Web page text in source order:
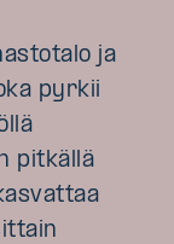
ja
pyrkii
pitkällä